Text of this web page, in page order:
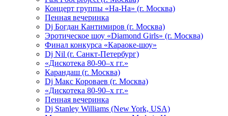
Концерт группы «На-На» (г. Москва)
Пенная вечеринка
Dj Богдан Кантимиров (г. Москва)
Эротическое шоу «Diamond Girls» (г. Москва)
Финал конкурса «Караоке-шоу»
Dj Nil (г. Санкт-Петербург)
«Дискотека 80-90–х гг.»
Карандаш (г. Москва)
Dj Макс Короваев (г. Москва)
«Дискотека 80-90–х гг.»
Пенная вечеринка
Dj Stanley Williams (New York, USA)